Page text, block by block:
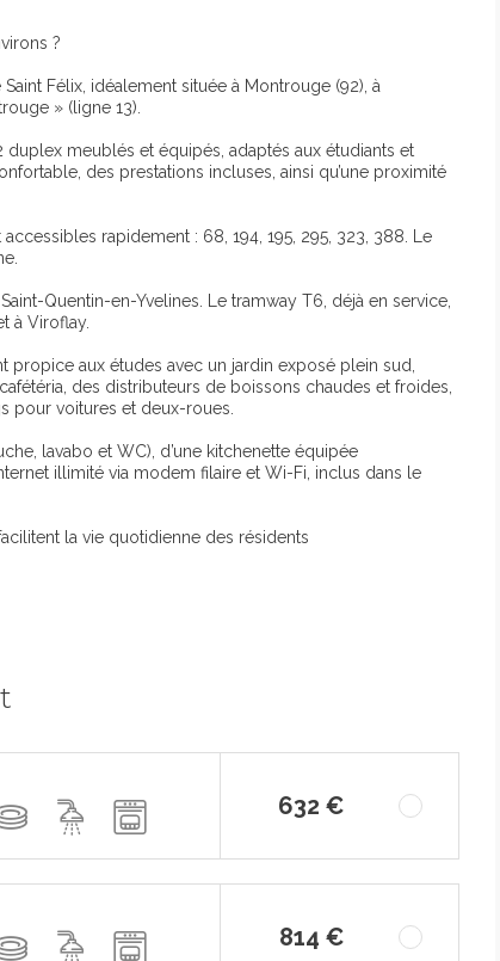
?
Félix, idéalement située à Montrouge (92), à
» (ligne 13).
duplex meublés et équipés, adaptés aux étudiants et
des prestations incluses, ainsi qu’une proximité
rapidement : 68, 194, 195, 295, 323, 388. Le
Quentin-en-Yvelines. Le tramway T6, déjà en service,
à Viroflay.
aux études avec un jardin exposé plein sud,
des distributeurs de boissons chaudes et froides,
pour voitures et deux-roues.
lavabo et WC), d’une kitchenette équipée
illimité via modem filaire et Wi-Fi, inclus dans le
la vie quotidienne des résidents
632 €
814 €